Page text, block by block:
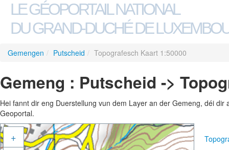
LE GÉOPORTAIL NATIONAL
DU GRAND-DUCHÉ DE
Gemengen / Putscheid / Topografesch Kaart 1:50000
Gemeng : Putscheid ->
Hei fannt dir eng Duerstellung vun dem Layer an der Gemeng, déi
Geoportal.
+